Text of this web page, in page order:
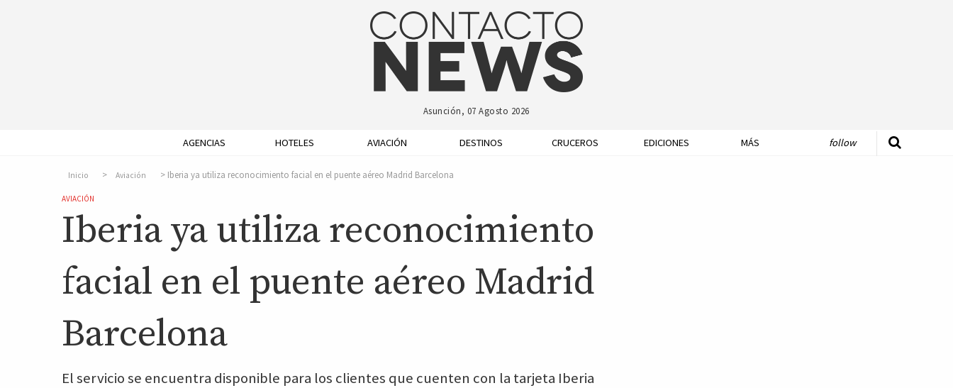
Asunción, 07 Agosto 2026
AGENCIAS HOTELES AVIACIÓN DESTINOS CRUCEROS EDICIONES MÁS follow
Inicio Aviación Iberia ya utiliza reconocimiento facial en el puente aéreo Madrid Barcelona
AVIACIÓN
Iberia ya utiliza reconocimiento
facial en el puente aéreo Madrid
Barcelona
El servicio se encuentra disponible para los clientes que cuenten con la tarjeta Iberia